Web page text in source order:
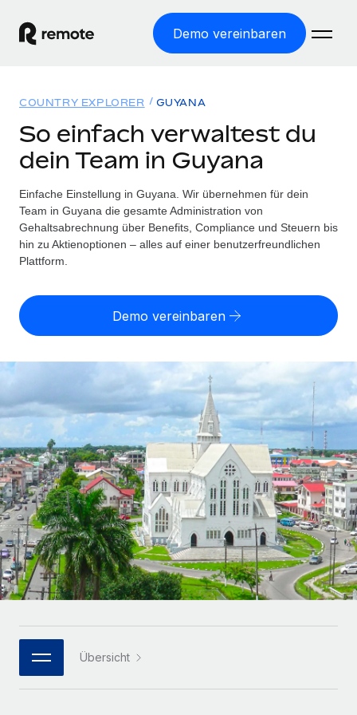
Demo vereinbaren
WELTWEITE BESCHÄFTIGUNG
Globale Payroll
Einfache, rechtssicher Payroll
Employer of Record
Weltweites Wachstum ohne Kosten für Niederlassungen
Contractor of Record
Rechtssichere, weltweite Arbeit mit Freelancer:innen
Globales Onboarding und Verwalten von
Freelancer:innen
PEO
Auslagern von komplexen HR-Aufgaben
INFRASTRUKTUR
Remote Embedded
Nahtlose Integration der HR in bestehende Abläufe
Plattform
Integrierte HR-Kernfunktionen für dein Team
MCP
Integrationen
Lösungen
WELTWEITE ABDECKUNG
Country Explorer
Länderspezifische Unterstützung bei der Einstellung
Einfache Einstellung in allen US-Bundesstaaten
WACHSTUMSPHASE
Startups
Agile HR- und Payroll-Lösungen für wachsende
Unternehmen
Mittelstand
Maßgeschneiderte HR-Lösungen, um Teams zu
vergrößern
Enterprise
Globale HR für Konzerne und Großunternehmen
PARTNER WERDEN
Flexible Einbettung von Global-HR-Funktionen in deine
Ressourcen
TOOLS UND RECHNER
Scheinselbstständigkeitsrisiko berechnen
Personalkostenrechner
Gesamtbeschäftigungskosten
Honorarzahlungen berechnen
Informationen zu möglichen Währungen und
Abwicklungsfristen für globale Freelancer:innen
LERNEN MIT REMOTE
Forschung und Leitfäden
Fallstudien
HR-Glossar
Bibliothek für Stellenbeschreibungen
Webinare
Preise
Nederlands
Français
Deutsch
Español
Italiano
Português (Portugal)
한국어
Anmelden
COUNTRY EXPLORER GUYANA
So einfach verwaltest du
dein Team in Guyana
Einfache Einstellung in Guyana. Wir übernehmen für dein
Team in Guyana die gesamte Administration von
Gehaltsabrechnung über Benefits, Compliance und Steuern bis
hin zu Aktienoptionen – alles auf einer benutzerfreundlichen
Plattform.
Demo vereinbaren
Übersicht